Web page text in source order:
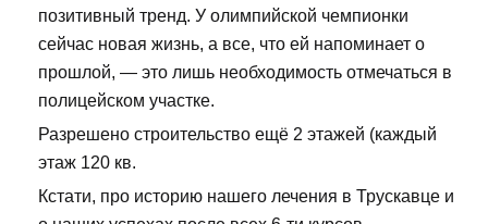
позитивный тренд. У олимпийской чемпионки
сейчас новая жизнь, а все, что ей напоминает о
прошлой, — это лишь необходимость отмечаться в
полицейском участке.
Разрешено строительство ещё 2 этажей (каждый
этаж 120 кв.
Кстати, про историю нашего лечения в Трускавце и